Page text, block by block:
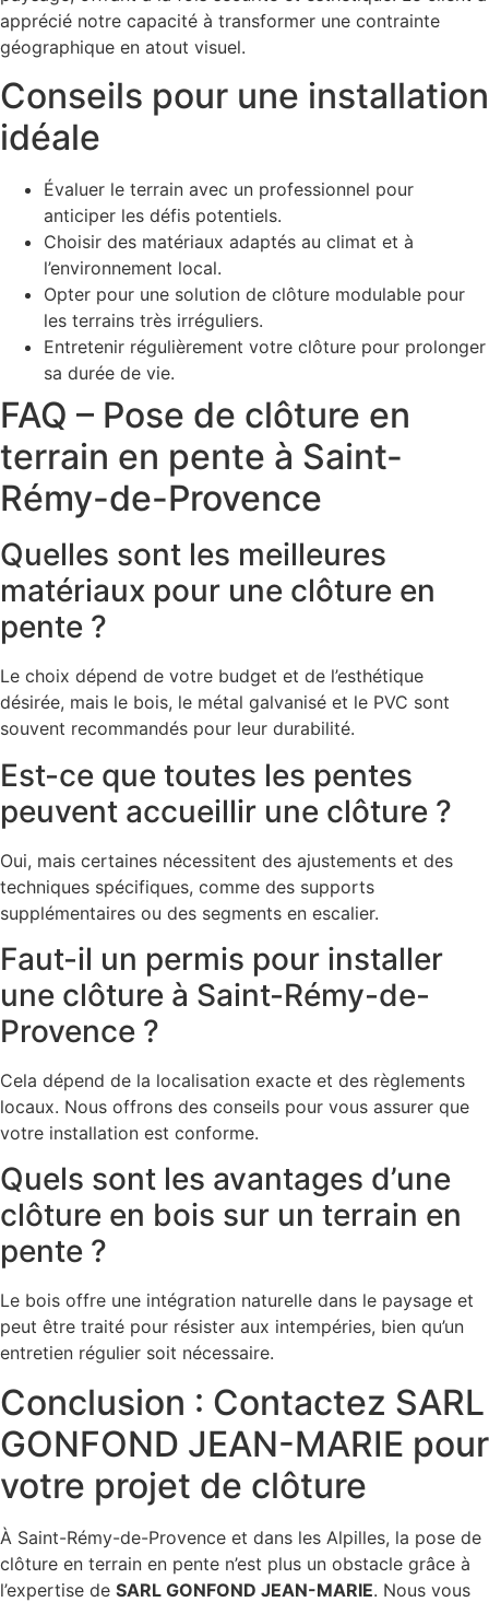
apprécié notre capacité à transformer une contrainte
géographique en atout visuel.
Conseils pour une installation
idéale
Évaluer le terrain avec un professionnel pour
anticiper les défis potentiels.
Choisir des matériaux adaptés au climat et à
l’environnement local.
Opter pour une solution de clôture modulable pour
les terrains très irréguliers.
Entretenir régulièrement votre clôture pour prolonger
sa durée de vie.
FAQ – Pose de clôture en
terrain en pente à Saint-
Rémy-de-Provence
Quelles sont les meilleures
matériaux pour une clôture en
pente ?
Le choix dépend de votre budget et de l’esthétique
désirée, mais le bois, le métal galvanisé et le PVC sont
souvent recommandés pour leur durabilité.
Est-ce que toutes les pentes
peuvent accueillir une clôture ?
Oui, mais certaines nécessitent des ajustements et des
techniques spécifiques, comme des supports
supplémentaires ou des segments en escalier.
Faut-il un permis pour installer
une clôture à Saint-Rémy-de-
Provence ?
Cela dépend de la localisation exacte et des règlements
locaux. Nous offrons des conseils pour vous assurer que
votre installation est conforme.
Quels sont les avantages d’une
clôture en bois sur un terrain en
pente ?
Le bois offre une intégration naturelle dans le paysage et
peut être traité pour résister aux intempéries, bien qu’un
entretien régulier soit nécessaire.
Conclusion : Contactez SARL
GONFOND JEAN-MARIE pour
votre projet de clôture
À Saint-Rémy-de-Provence et dans les Alpilles, la pose de
clôture en terrain en pente n’est plus un obstacle grâce à
l’expertise de SARL GONFOND JEAN-MARIE. Nous vous